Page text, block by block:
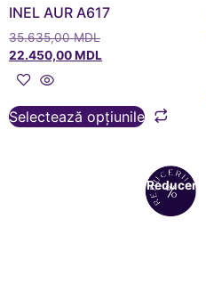
INEL AUR A617
35.635,00MDL
22.450,00MDL
Selectează opțiunile
Reduceri!